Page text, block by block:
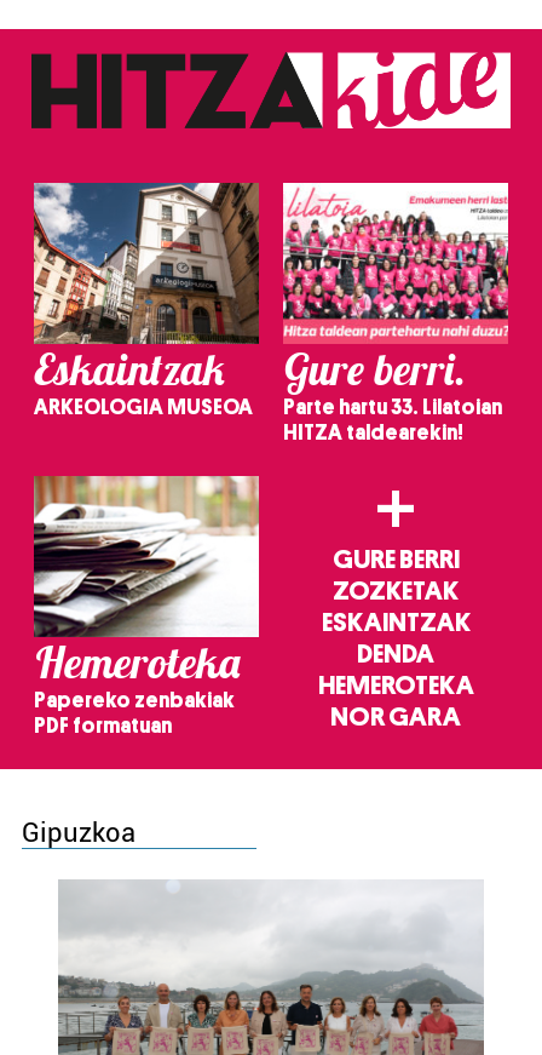
Eskaintzak
ARKEOLOGIA MUSEOA
Gure berri.
Parte hartu 33. Lilatoian
HITZA taldearekin!
Hemeroteka
Papereko zenbakiak
PDF formatuan
+
GURE BERRI
ZOZKETAK
ESKAINTZAK
DENDA
HEMEROTEKA
NOR GARA
Gipuzkoa